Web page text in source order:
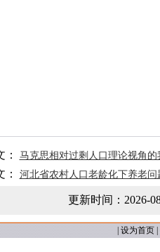
： 马克思相对过剩人口理论视角
： 河北省农村人口老龄化下养老问
更新时间： 2026-
设为首页